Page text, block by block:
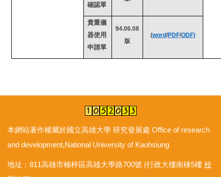
確認單
貴重儀
器使用
申請單
94.06.08
版
(word/PDF/ODF)
本網站著作權屬於國立高雄大學 研究發展處 Office of research
and development,National University of Kaohsiung
地址：811高雄市楠梓區高雄大學路700號 (行政大樓南棟5樓 校